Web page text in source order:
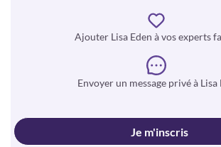
Ajouter Lisa Eden à vos experts
Envoyer un message privé à Lisa
Je m'inscris